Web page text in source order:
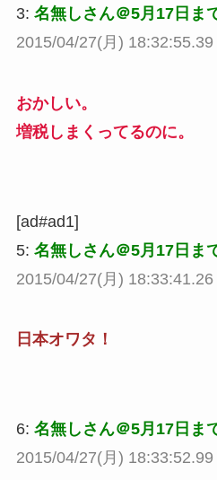
3: 名無しさん＠5月17日ま
2015/04/27(月)
おかしい。
増税しまくってるのに。
[ad#ad1]
5: 名無しさん＠5月17日ま
2015/04/27(月)
日本オワタ！
6: 名無しさん＠5月17日ま
2015/04/27(月)